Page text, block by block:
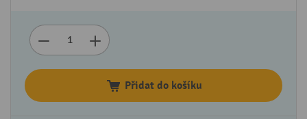
Přidat do košíku